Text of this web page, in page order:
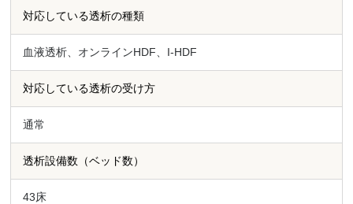
対応している透析の種類
血液透析、オンラインHDF、I-HDF
対応している透析の受け方
通常
透析設備数（ベッド数）
43床